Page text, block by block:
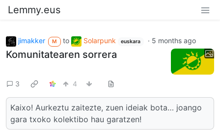
Lemmy.eus
jimakker M to Solarpunk euskara · 5 months ago
Komunitatearen sorrera
3 4
Kaixo! Aurkeztu zaitezte, zuen ideiak bota… joango
gara txoko kolektibo hau garatzen!